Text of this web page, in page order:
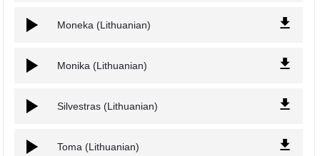
Moneka (Lithuanian)
Monika (Lithuanian)
Silvestras (Lithuanian)
Toma (Lithuanian)